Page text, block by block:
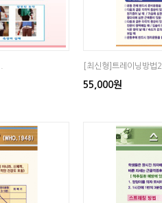
[최신형]트레이닝방법2
55,000원